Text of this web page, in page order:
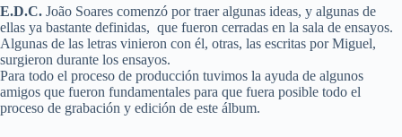
E.D.C. João Soares comenzó por traer algunas ideas, y algunas de
ellas ya bastante definidas, que fueron cerradas en la sala de ensayos.
Algunas de las letras vinieron con él, otras, las escritas por Miguel,
surgieron durante los ensayos.
Para todo el proceso de producción tuvimos la ayuda de algunos
amigos que fueron fundamentales para que fuera posible todo el
proceso de grabación y edición de este álbum.